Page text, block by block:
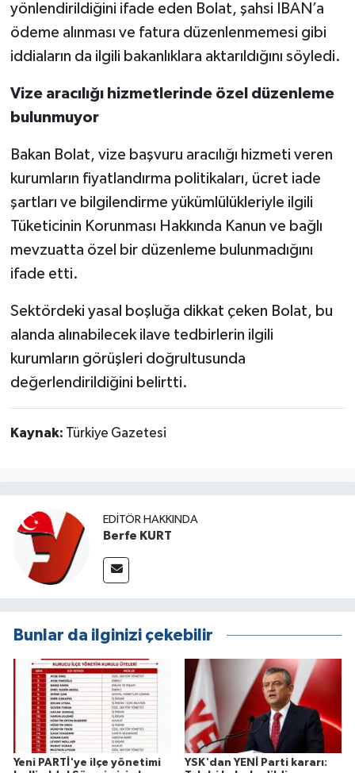
yönlendirildiğini ifade eden Bolat, şahsi IBAN’a
ödeme alınması ve fatura düzenlenmemesi gibi
iddiaların da ilgili bakanlıklara aktarıldığını söyledi.
Vize aracılığı hizmetlerinde özel düzenleme
bulunmuyor
Bakan Bolat, vize başvuru aracılığı hizmeti veren
kurumların fiyatlandırma politikaları, ücret iade
şartları ve bilgilendirme yükümlülükleriyle ilgili
Tüketicinin Korunması Hakkında Kanun ve bağlı
mevzuatta özel bir düzenleme bulunmadığını
ifade etti.
Sektördeki yasal boşluğa dikkat çeken Bolat, bu
alanda alınabilecek ilave tedbirlerin ilgili
kurumların görüşleri doğrultusunda
değerlendirildiğini belirtti.
Kaynak: Türkiye Gazetesi
EDITÖR HAKKINDA
Berfe KURT
Bunlar da ilginizi çekebilir
Yeni PARTİ'ye ilçe yönetimi
YSK'dan YENİ Parti kararı: